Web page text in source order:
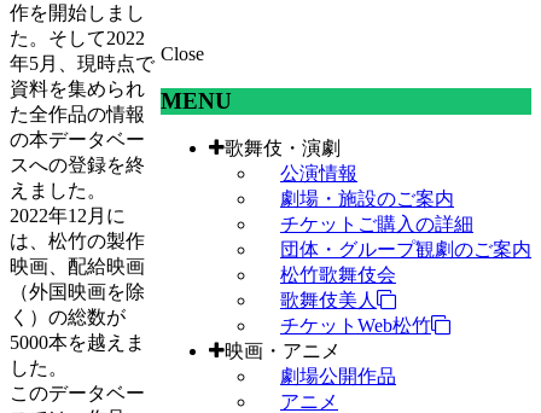
Close
MENU
歌舞伎・演劇
公演情報
劇場・施設のご案内
チケットご購入の詳細
団体・グループ観劇のご案内
松竹歌舞伎会
歌舞伎美人
チケットWeb松竹
映画・アニメ
劇場公開作品
アニメ
作を開始しまし
た。そして2022
年5月、現時点で
資料を集められ
た全作品の情報
の本データベー
スへの登録を終
えました。
2022年12月に
は、松竹の製作
映画、配給映画
（外国映画を除
く）の総数が
5000本を越えま
した。
このデータベー